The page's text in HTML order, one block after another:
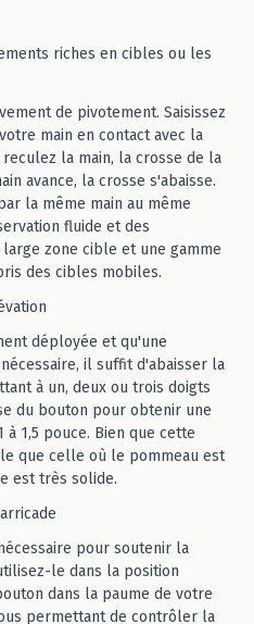
riches en cibles ou les
de pivotement. Saisissez
main en contact avec la
la main, la crosse de la
avance, la crosse s'abaisse.
la même main au même
fluide et des
zone cible et une gamme
des cibles mobiles.
déployée et qu'une
il suffit d'abaisser la
à un, deux ou trois doigts
du bouton pour obtenir une
1,5 pouce. Bien que cette
que celle où le pommeau est
est très solide.
pour soutenir la
le dans la position
dans la paume de votre
permettant de contrôler la